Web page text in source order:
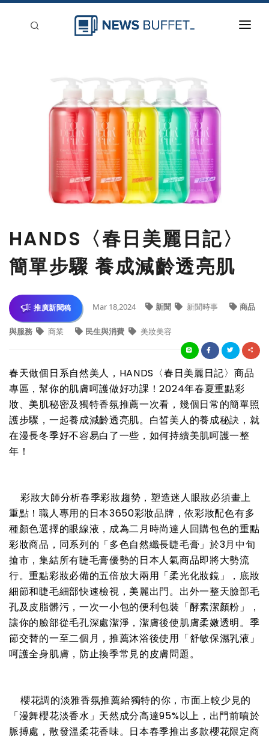
新聞稿分類
HANDS〈春日美麗日記〉
簡單步驟 養成減齡透亮肌
推廣新聞稿 Mar 18,2024 新聞 新聞時事 商品
與服務 商業 民生與消費 美妝美容
春天做個日系自然美人，HANDS〈春日美麗日記〉商品
專區，幫你的肌膚呵護做好功課！2024年春夏重點彩
妝、美肌秘密及獨特香氛推薦一次看，幾個日常的簡單照
護步驟，一起養成減齡透亮肌。白皙美人的養成秘訣，就
在漫長冬季好不容易白了一些，如何持續美肌呵護一整
年！
彩妝大師分析春季彩妝趨勢，塑造迷人眼妝必須畫上
重點！職人專用的日本3650彩妝品牌，依彩妝配色有多
種顏色選擇的眼線液，成為二月時尚達人回購包色的重點
彩妝商品，同系列的「多色自然纖長睫毛膏」於3月中旬
搶市，集結所有睫毛膏優勢的日本人氣商品即將大勢流
行。重點彩妝必備的五倍放大兩用「柔光化妝鏡」，底妝
細節和睫毛細部快速檢視，美麗出門。出外一整天臉部毛
孔及皮脂髒污，一次一小包的便利包裝「酵素潔顏粉」，
讓你的臉部從毛孔深處潔淨，潔膚後使肌膚柔嫩透明。季
節交替的一至二個月，推薦沐浴後使用「舒敏保濕乳液」
呵護全身肌膚，防止換季常見的皮膚問題。
櫻花調的淡雅香氛推薦給獨特的你，市面上較少見的
「漫舞櫻花淡香水」天然成分高達95%以上，出門前噴於
脈搏處，散發溫柔花香味。日本春季推出多款櫻花限定商